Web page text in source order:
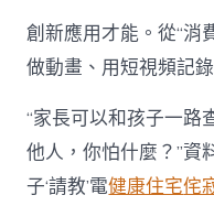
創新應用才能。從“消
做動畫、用短視頻記
“家長可以和孩子一路
他人，你怕什麼？”資
子‘請教’電健康住宅侘